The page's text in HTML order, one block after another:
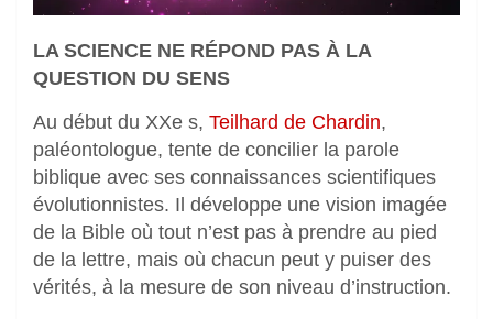
LA SCIENCE NE RÉPOND PAS À LA
QUESTION DU SENS
Au début du XXe s, Teilhard de Chardin,
paléontologue, tente de concilier la parole
biblique avec ses connaissances scientifiques
évolutionnistes. Il développe une vision imagée
de la Bible où tout n’est pas à prendre au pied
de la lettre, mais où chacun peut y puiser des
vérités, à la mesure de son niveau d’instruction.